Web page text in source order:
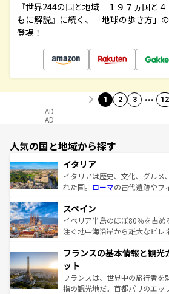
『世界244の国と地域 １９７ヵ国と
もに解説』に続く、「地球の歩き方」
登場！
1 2 3 … 12
AD
AD
人気の国と地域から探す
イタリア
イタリアは歴史、文化、グルメ
れた国。 ローマの古代遺跡やフ
ろん、トスカーナの美しい田園
景など、自然景観も見逃せない
ピザやパスタなど、絶品のイタ
ませてくれるイタリアで、忘れ
なお、新着のイタリア情報は
しい。
スペイン
イベリア半島のほぼ80％を占
注ぐ地中海沿岸から雄大なピレ
文化が根付くこの国では、情熱
れる闘牛、そして美味しいタパ
る。首都マドリードの洗練され
アートに溢れた街角から、地方
フランスの基本情報と観光
ット
フランスは、世界中の旅行者を
指の観光地だ。首都パリのエッ